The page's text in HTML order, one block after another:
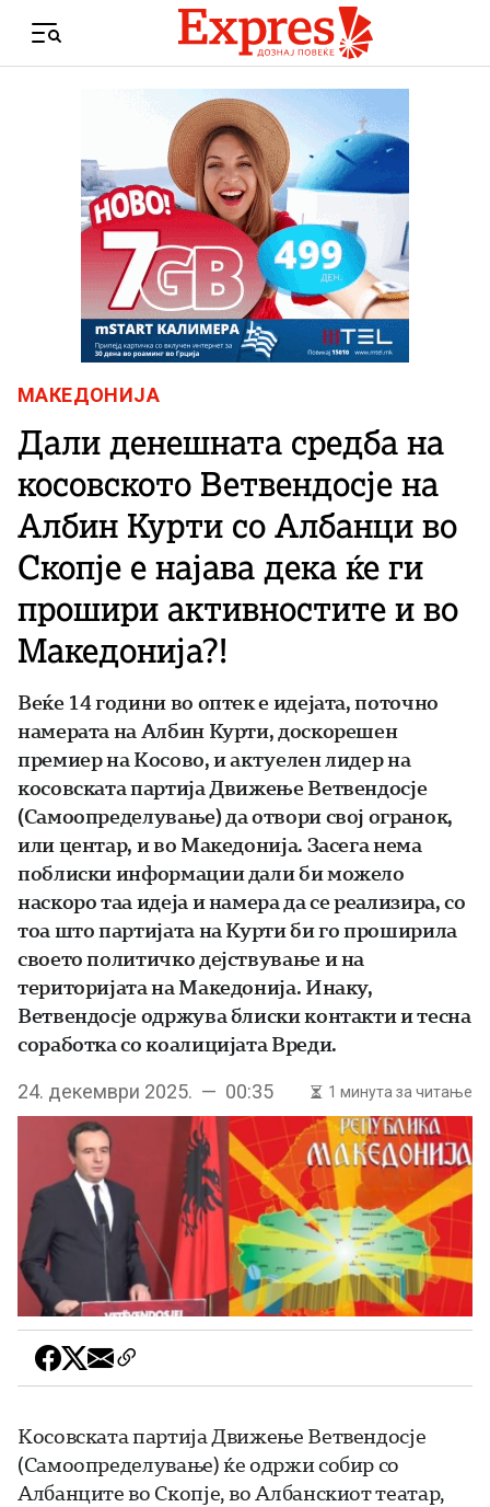
Menu
МАКЕДОНИЈА
Дали денешната средба на
косовското Ветвендосје на
Албин Курти со Албанци во
Скопје е најава дека ќе ги
прошири активностите и во
Македонија?!
Веќе 14 години во оптек е идејата, поточно
намерата на Албин Курти, доскорешен
премиер на Косово, и актуелен лидер на
косовската партија Движење Ветвендосје
(Самоопределување) да отвори свој огранок,
или центар, и во Македонија. Засега нема
поблиски информации дали би можело
наскоро таа идеја и намера да се реализира, со
тоа што партијата на Курти би го проширила
своето политичко дејствување и на
територијата на Македонија. Инаку,
Ветвендосје одржува блиски контакти и тесна
соработка со коалицијата Вреди.
24. декември 2025. — 00:35 1 минута за читање
Косовската партија Движење Ветвендосје
(Самоопределување) ќе одржи собир со
Албанците во Скопје, во Албанскиот театар,